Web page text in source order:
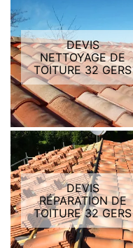
DEVIS
NETTOYAGE DE
TOITURE 32 GERS
DEVIS
RÉPARATION DE
TOITURE 32 GERS